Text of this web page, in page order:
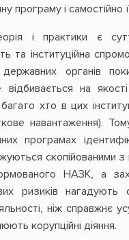
програму і самостійно
і практики є
та інституційна
державних органів
на якості
хто в цих
навантаження).
програмах
скопійованими з
НАЗК, а
ризиків нагадують
ніж справжнє
корупційні діяння.